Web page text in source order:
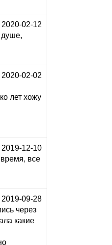
2020-02-12
душе,
2020-02-02
лет хожу
2019-12-10
все
2019-09-28
через
какие